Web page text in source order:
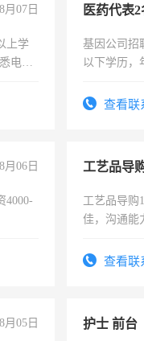
月07日
上学
电脑
医药代表2
基因公司招
以下学历，
表或者有医
查看联
月06日
4000-
工艺品导
工艺品导购
佳，沟通能
查看联
月05日 护士 前台